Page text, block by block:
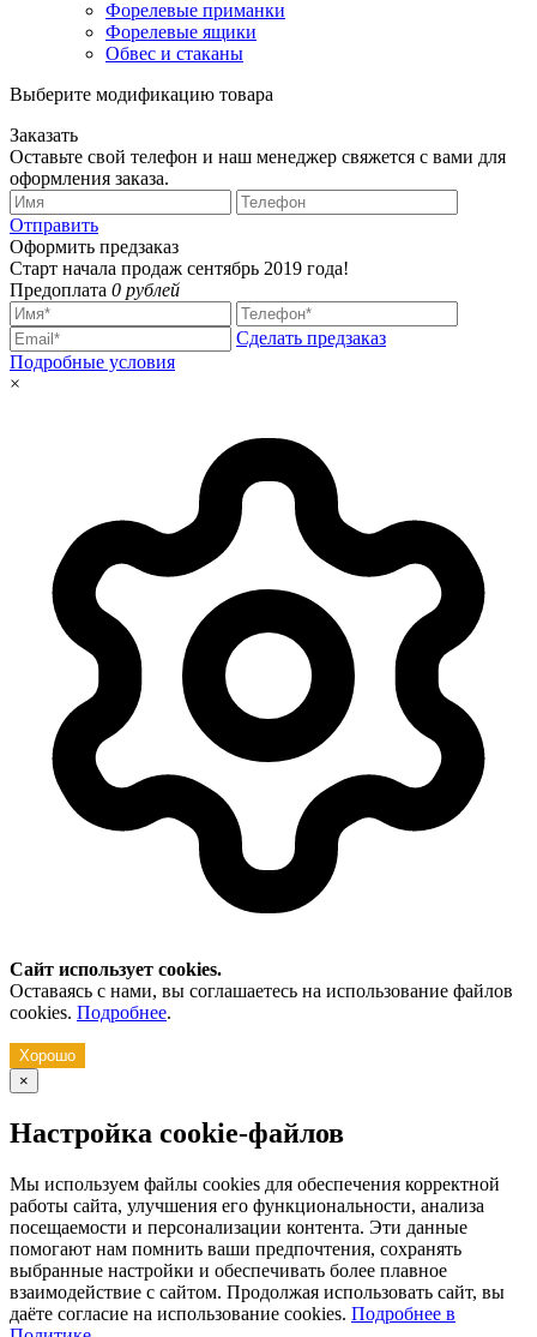
Форелевые приманки
Форелевые ящики
Обвес и стаканы
Выберите модификацию товара
Заказать
Оставьте свой телефон и наш менеджер свяжется с вами для
оформления заказа.
Отправить
Оформить предзаказ
Старт начала продаж сентябрь 2019 года!
Предоплата 0 рублей
Сделать предзаказ
Подробные условия
×
Сайт использует cookies.
Оставаясь с нами, вы соглашаетесь на использование файлов
cookies. Подробнее.
Хорошо
×
Настройка cookie-файлов
Мы используем файлы cookies для обеспечения корректной
работы сайта, улучшения его функциональности, анализа
посещаемости и персонализации контента. Эти данные
помогают нам помнить ваши предпочтения, сохранять
выбранные настройки и обеспечивать более плавное
взаимодействие с сайтом. Продолжая использовать сайт, вы
даёте согласие на использование cookies. Подробнее в